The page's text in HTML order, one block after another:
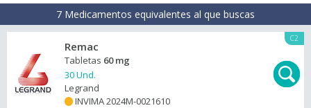
7 Medicamentos equivalentes al que buscas
C2
Remac
Tabletas 60 mg
30 Und.
Legrand
INVIMA 2024M-0021610